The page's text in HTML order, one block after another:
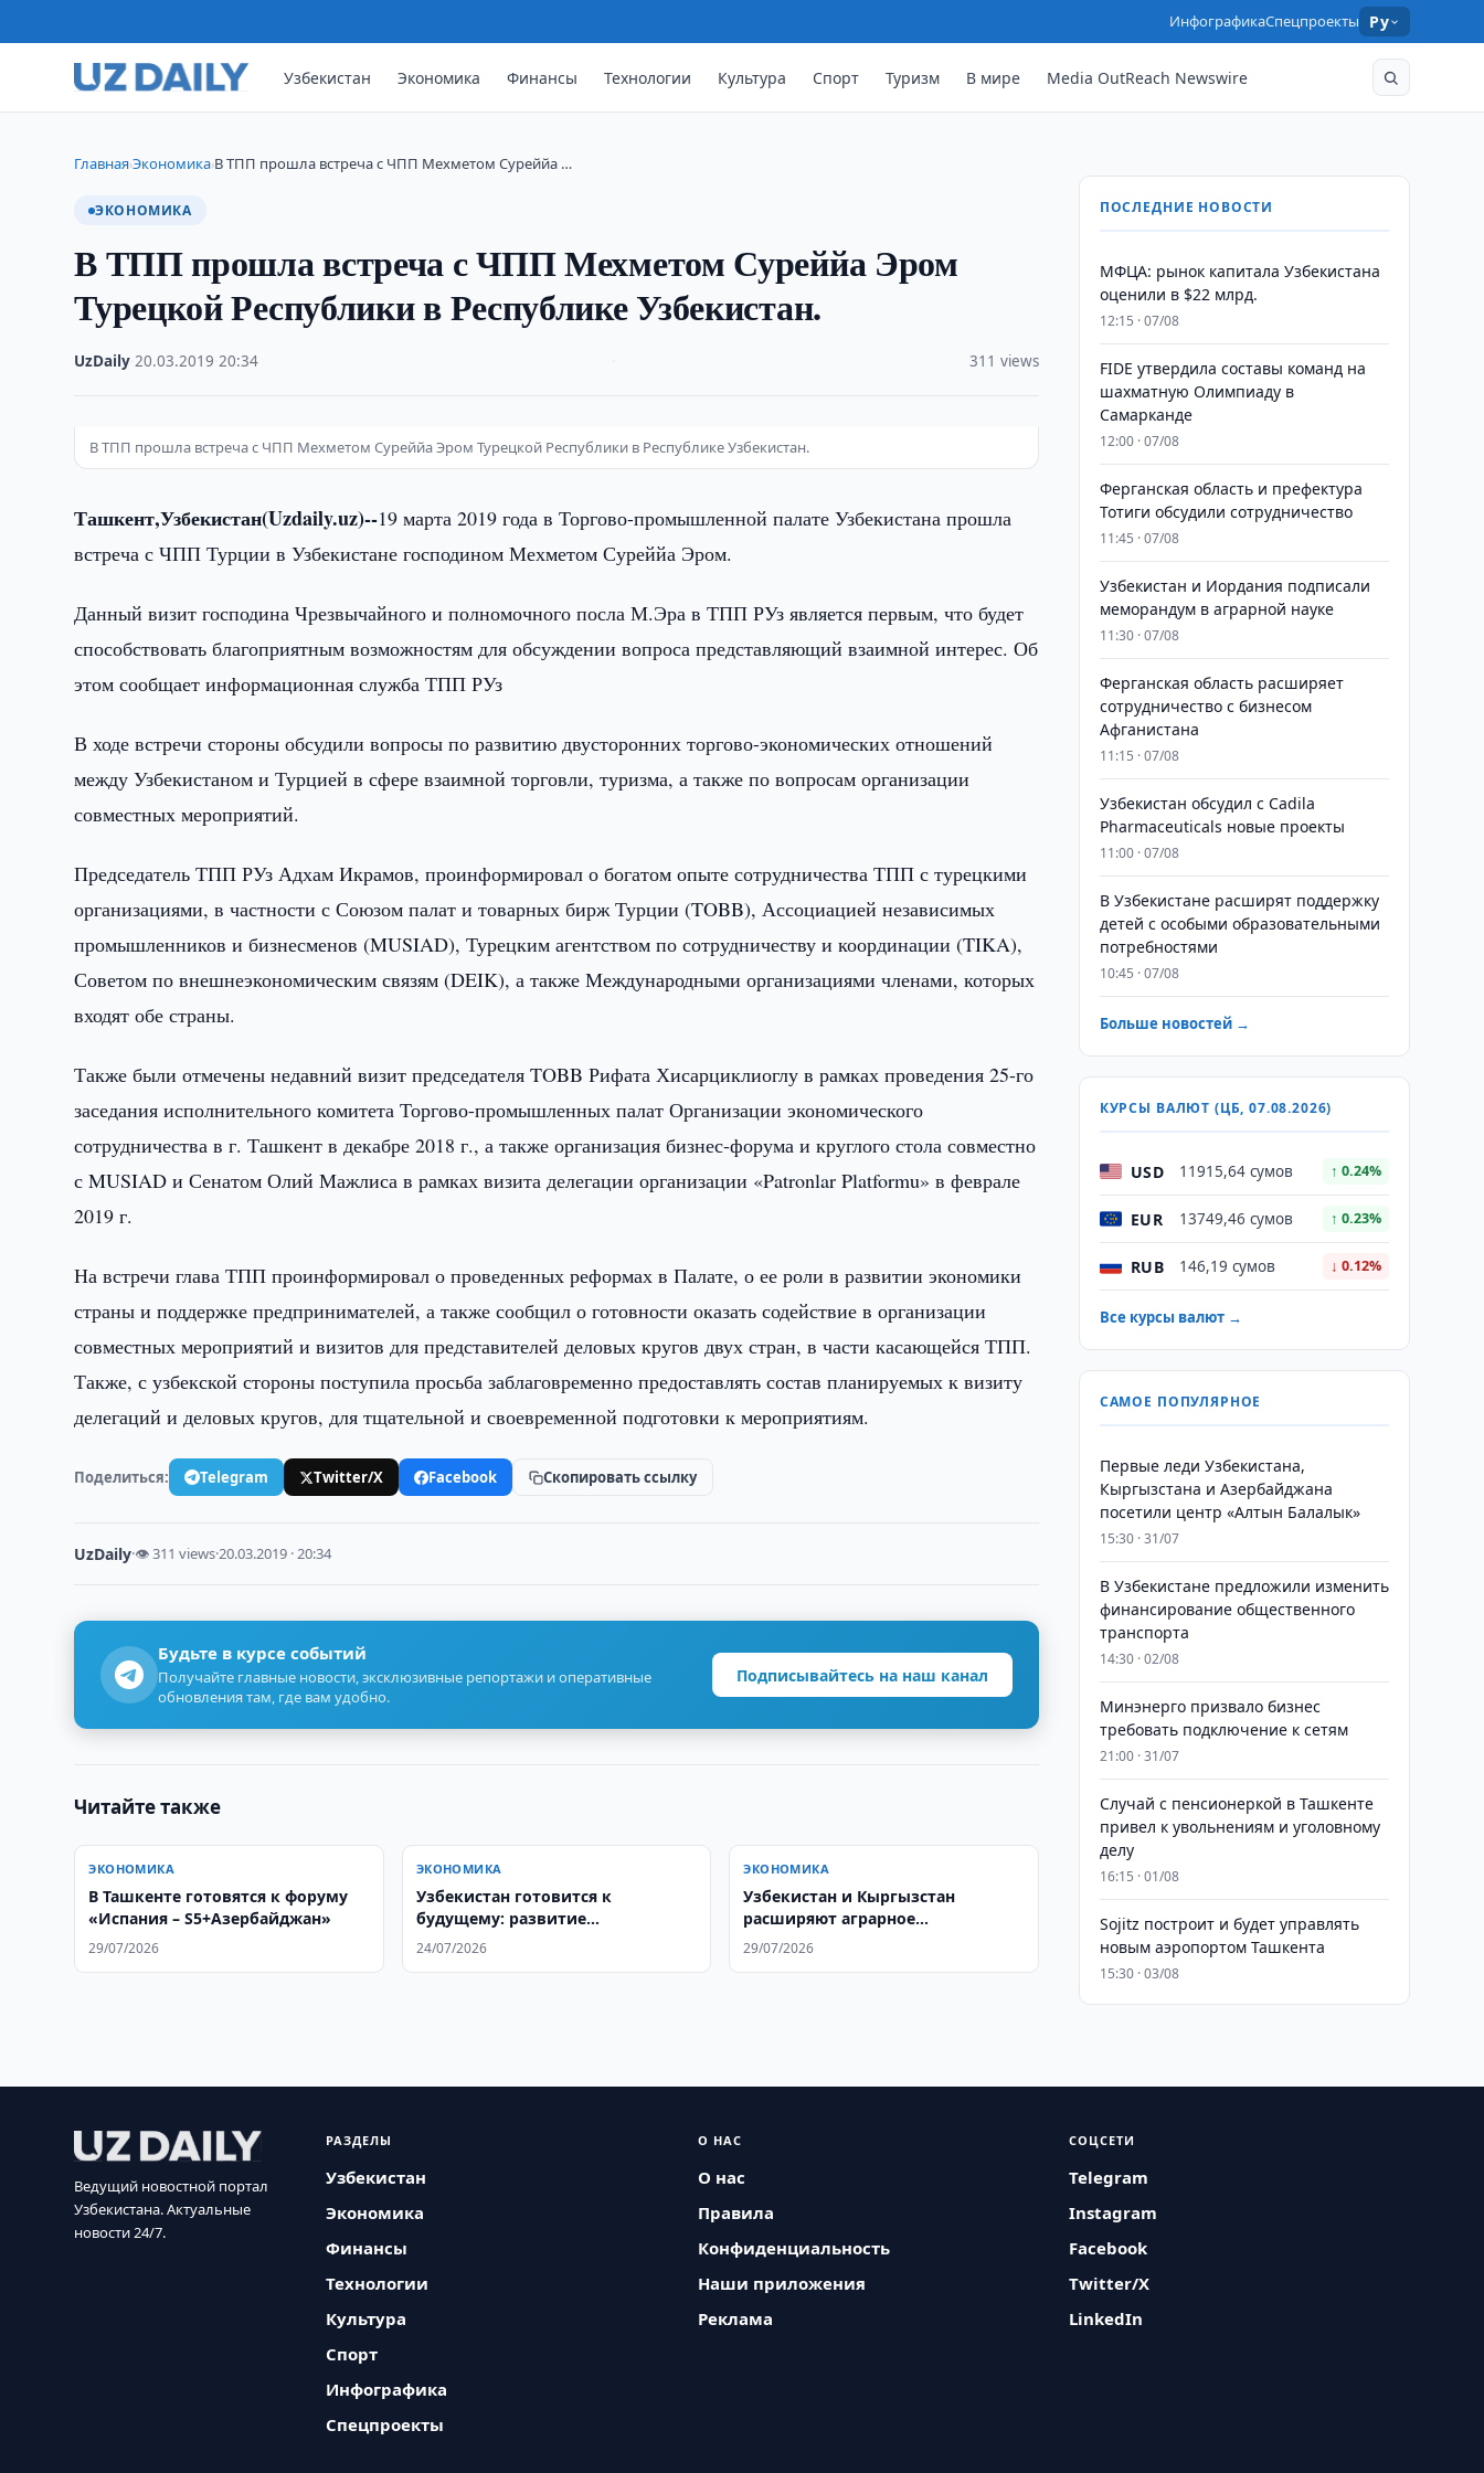
ИнфографикаСпецпроекты Ру
Узбекистан Экономика Финансы Технологии Культура Спорт Туризм В мире Media OutReach Newswire
Главная›Экономика›В ТПП прошла встреча с ЧПП Мехметом Суреййа …
ЭКОНОМИКА
В ТПП прошла встреча с ЧПП Мехметом Суреййа Эром
Турецкой Республики в Республике Узбекистан.
UzDaily ·20.03.2019 ·20:34 311 views
В ТПП прошла встреча с ЧПП Мехметом Суреййа Эром Турецкой Республики в Республике Узбекистан.
Ташкент,Узбекистан(Uzdaily.uz)--19 марта 2019 года в Торгово-промышленной палате Узбекистана прошла
встреча с ЧПП Турции в Узбекистане господином Мехметом Суреййа Эром.
Данный визит господина Чрезвычайного и полномочного посла М.Эра в ТПП РУз является первым, что будет
способствовать благоприятным возможностям для обсуждении вопроса представляющий взаимной интерес. Об
этом сообщает информационная служба ТПП РУз
В ходе встречи стороны обсудили вопросы по развитию двусторонних торгово-экономических отношений
между Узбекистаном и Турцией в сфере взаимной торговли, туризма, а также по вопросам организации
совместных мероприятий.
Председатель ТПП РУз Адхам Икрамов, проинформировал о богатом опыте сотрудничества ТПП с турецкими
организациями, в частности с Союзом палат и товарных бирж Турции (TOBB), Ассоциацией независимых
промышленников и бизнесменов (MUSIAD), Турецким агентством по сотрудничеству и координации (TIKA),
Советом по внешнеэкономическим связям (DEIK), а также Международными организациями членами, которых
входят обе страны.
Также были отмечены недавний визит председателя TOBB Рифата Хисарциклиоглу в рамках проведения 25-го
заседания исполнительного комитета Торгово-промышленных палат Организации экономического
сотрудничества в г. Ташкент в декабре 2018 г., а также организация бизнес-форума и круглого стола совместно
с MUSIAD и Сенатом Олий Мажлиса в рамках визита делегации организации «Patronlar Platformu» в феврале
2019 г.
На встречи глава ТПП проинформировал о проведенных реформах в Палате, о ее роли в развитии экономики
страны и поддержке предпринимателей, а также сообщил о готовности оказать содействие в организации
совместных мероприятий и визитов для представителей деловых кругов двух стран, в части касающейся ТПП.
Также, с узбекской стороны поступила просьба заблаговременно предоставлять состав планируемых к визиту
делегаций и деловых кругов, для тщательной и своевременной подготовки к мероприятиям.
Поделиться: Telegram Twitter/X Facebook Скопировать ссылку
UzDaily·👁 311 views·20.03.2019 · 20:34
Будьте в курсе событий
Получайте главные новости, эксклюзивные репортажи и оперативные
обновления там, где вам удобно.
Подписывайтесь на наш канал
Читайте также
ЭКОНОМИКА
В Ташкенте готовятся к форуму
«Испания – S5+Азербайджан»
29/07/2026
ЭКОНОМИКА
Узбекистан готовится к
будущему: развитие
человеческого капитала и рынка
24/07/2026
ЭКОНОМИКА
Узбекистан и Кыргызстан
расширяют аграрное
сотрудничество
29/07/2026
ПОСЛЕДНИЕ НОВОСТИ
МФЦА: рынок капитала Узбекистана
оценили в $22 млрд.
12:15 · 07/08
FIDE утвердила составы команд на
шахматную Олимпиаду в
Самарканде
12:00 · 07/08
Ферганская область и префектура
Тотиги обсудили сотрудничество
11:45 · 07/08
Узбекистан и Иордания подписали
меморандум в аграрной науке
11:30 · 07/08
Ферганская область расширяет
сотрудничество с бизнесом
Афганистана
11:15 · 07/08
Узбекистан обсудил с Cadila
Pharmaceuticals новые проекты
11:00 · 07/08
В Узбекистане расширят поддержку
детей с особыми образовательными
потребностями
10:45 · 07/08
Больше новостей →
КУРСЫ ВАЛЮТ (ЦБ, 07.08.2026)
USD 11915,64 сумов ↑ 0.24%
EUR 13749,46 сумов ↑ 0.23%
RUB 146,19 сумов ↓ 0.12%
Все курсы валют →
САМОЕ ПОПУЛЯРНОЕ
Первые леди Узбекистана,
Кыргызстана и Азербайджана
посетили центр «Алтын Балалык»
15:30 · 31/07
В Узбекистане предложили изменить
финансирование общественного
транспорта
14:30 · 02/08
Минэнерго призвало бизнес
требовать подключение к сетям
21:00 · 31/07
Случай с пенсионеркой в Ташкенте
привел к увольнениям и уголовному
делу
16:15 · 01/08
Sojitz построит и будет управлять
новым аэропортом Ташкента
15:30 · 03/08
Ведущий новостной портал
Узбекистана. Актуальные
новости 24/7.
РАЗДЕЛЫ
Узбекистан
Экономика
Финансы
Технологии
Культура
Спорт
Инфографика
Спецпроекты
О НАС
О нас
Правила
Конфиденциальность
Наши приложения
Реклама
СОЦСЕТИ
Telegram
Instagram
Facebook
Twitter/X
LinkedIn